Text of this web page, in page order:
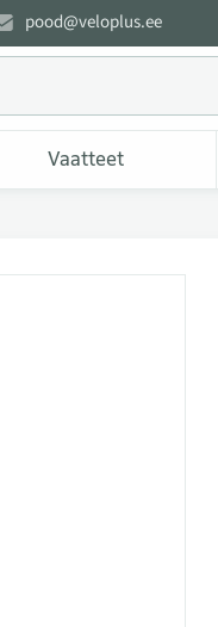
pood@veloplus.ee
Vaatteet